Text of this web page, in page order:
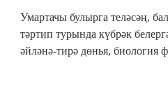
Умартачы булырга теләсәң,
тәртип турында күбрәк
әйләнә-тирә дөнья,